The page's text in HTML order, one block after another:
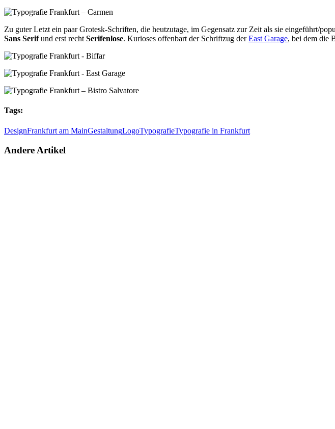
Zu guter Letzt ein paar Grotesk-Schriften, die heutzutage, im Gegensatz zur Zeit als sie eingeführt/
Sans Serifund erst recht Serifenlose. Kurioses offenbart der Schriftzug derEast Garage, bei dem die
Tags:
DesignFrankfurt am MainGestaltungLogoTypografieTypografie in Frankfurt
Andere Artikel